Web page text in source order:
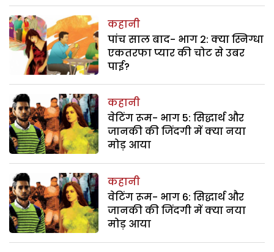
कहानी
पांच साल बाद- भाग 2: क्या स्निग्धा
एकतरफा प्यार की चोट से उबर
पाई?
कहानी
वेटिंग रूम- भाग 5: सिद्धार्थ और
जानकी की जिंदगी में क्या नया
मोड़ आया
कहानी
वेटिंग रूम- भाग 6: सिद्धार्थ और
जानकी की जिंदगी में क्या नया
मोड़ आया